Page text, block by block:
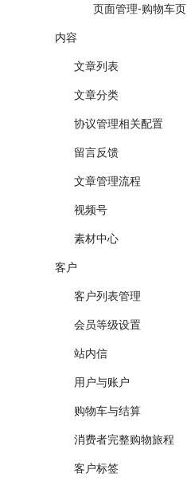
页面管理-购物车页
内容
文章列表
文章分类
协议管理相关配置
留言反馈
文章管理流程
视频号
素材中心
客户
客户列表管理
会员等级设置
站内信
用户与账户
购物车与结算
消费者完整购物旅程
客户标签